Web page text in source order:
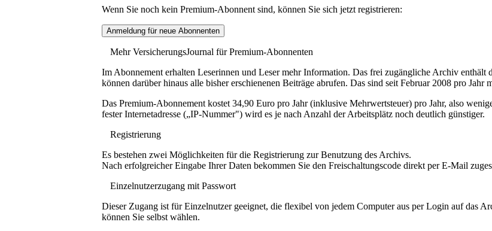
Wenn Sie noch kein Premium-Abonnent sind, können Sie sich jetzt registrieren:
Mehr VersicherungsJournal für Premium-Abonnenten
Im Abonnement erhalten Leserinnen und Leser mehr Information. Das frei zugängliche Archiv
können darüber hinaus alle bisher erschienenen Beiträge abrufen. Das sind seit Februar 2008 pro
Das Premium-Abonnement kostet 34,90 Euro pro Jahr (inklusive Mehrwertsteuer) pro Jahr, also
fester Internetadresse („IP-Nummer") wird es je nach Anzahl der Arbeitsplätz noch deutlich günstiger.
Registrierung
Es bestehen zwei Möglichkeiten für die Registrierung zur Benutzung des Archivs.
Nach erfolgreicher Eingabe Ihrer Daten bekommen Sie den Freischaltungscode direkt per E-Mail
Einzelnutzerzugang mit Passwort
Dieser Zugang ist für Einzelnutzer geeignet, die flexibel von jedem Computer aus per Login auf das
können Sie selbst wählen.